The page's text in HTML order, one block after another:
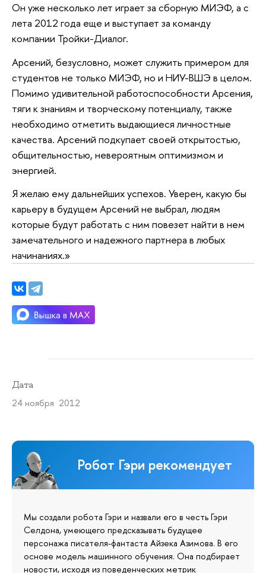
Он уже несколько лет играет за сборную МИЭФ, а с
лета 2012 года еще и выступает за команду
компании Тройки-Диалог.
Арсений, безусловно, может служить примером для
студентов не только МИЭФ, но и НИУ-ВШЭ в целом.
Помимо удивительной работоспособности Арсения,
тяги к знаниям и творческому потенциалу, также
необходимо отметить выдающиеся личностные
качества. Арсений подкупает своей открытостью,
общительностью, невероятным оптимизмом и
энергией.
Я желаю ему дальнейших успехов. Уверен, какую бы
карьеру в будущем Арсений не выбрал, людям
которые будут работать с ним повезет найти в нем
замечательного и надежного партнера в любых
начинаниях.»
Дата
24 ноября 2012
Робот Гэри рекомендует
Мы создали робота Гэри и назвали его в честь Гэри
Селдона, умеющего предсказывать будущее
персонажа писателя-фантаста Айзека Азимова. В его
основе модель машинного обучения. Она подбирает
новости, исходя из поведенческих метрик